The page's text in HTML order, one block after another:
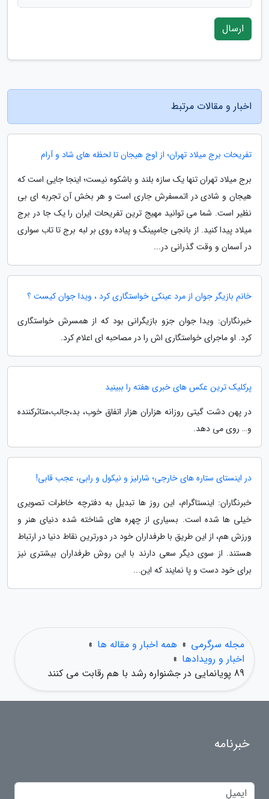
ارسال
اخبار و مقالات مرتبط
تفریحات برج میلاد تهران؛ از اوج هیجان تا لحظه های شاد و آرام
برج میلاد تهران تنها یک سازه بلند و باشکوه نیست؛ اینجا جایی است که
هیجان و شادی در اتمسفرش جاری است و هر بخش آن تجربه ای بی
نظیر است. شما می توانید مهیج ترین تفریحات ایران را یک جا در برج
میلاد پیدا کنید. از بانجی جامپینگ و پیاده روی بر لبه برج تا تاب سواری
در آسمان و وقت گذرانی در...
خانم بازیگر جوان از مرد عینکی خواستگاری کرد ، ویدا جوان کیست ؟
خبرنگاران: ویدا جوان جزو بازیگرانی بود که از همسرش خواستگاری
کرد. او ماجرای خواستگاری اش را در مصاحبه ای اعلام کرد.
پرکلیک ترین عکس های خبری هفته را ببینید
در پهن دشت گیتی روزانه هزاران هزار اتفاق خوب، بد،جالب،متاثرکننده
و… روی می دهد.
در اینستای ستاره های خارجی؛ شارلیز و نیکول و رابی، عجب قابی!
خبرنگاران: اینستاگرام، این روز ها تبدیل به دفترچه خاطرات تصویری
خیلی ها شده است. بسیاری از چهره های شناخته شده دنیای هنر و
ورزش هم، از این طریق با طرفداران خود در دورترین نقاط دنیا در ارتباط
هستند. از سوی دیگر سعی دارند با این روش طرفداران بیشتری نیز
برای خود دست و پا نمایند که این...
مجله سرگرمی » همه اخبار و مقاله ها »
اخبار و رویدادها »
89 پویانمایی در جشنواره رشد با هم رقابت می کنند
خبرنامه